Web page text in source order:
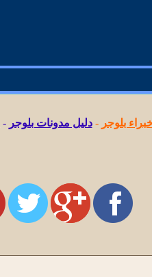
بلوجر -دليل مدونات بلوجر -